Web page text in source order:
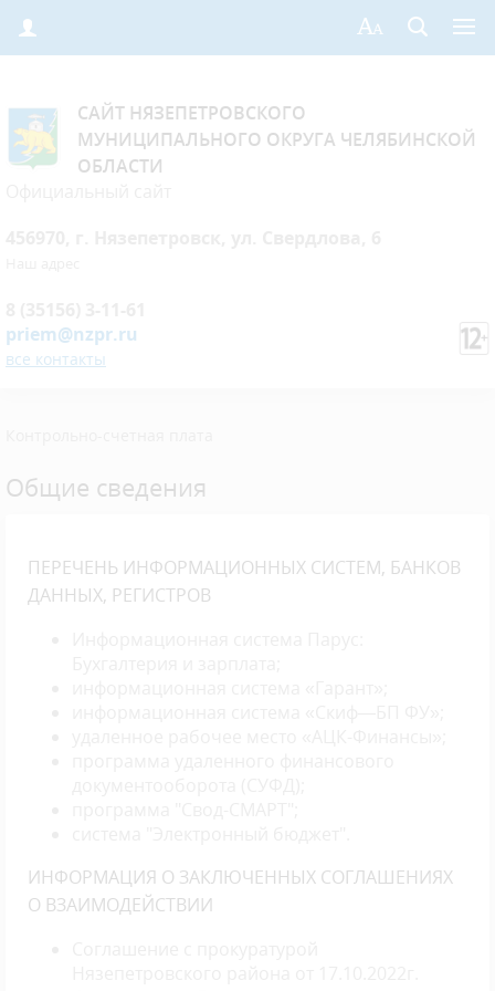
САЙТ НЯЗЕПЕТРОВСКОГО
МУНИЦИПАЛЬНОГО ОКРУГА ЧЕЛЯБИНСКОЙ
ОБЛАСТИ
priem@nzpr.ru
все контакты
Общие сведения
ПЕРЕЧЕНЬ ИНФОРМАЦИОННЫХ СИСТЕМ, БАНКОВ
ДАННЫХ, РЕГИСТРОВ
ИНФОРМАЦИЯ О ЗАКЛЮЧЕННЫХ СОГЛАШЕНИЯХ
О ВЗАИМОДЕЙСТВИИ